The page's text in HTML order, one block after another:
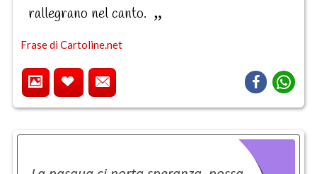
rallegrano nel canto.
Frase di Cartoline.net